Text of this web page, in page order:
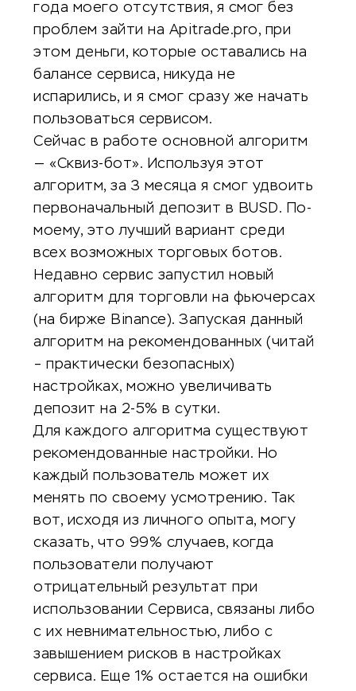
года моего отсутствия, я смог без
проблем зайти на Apitrade.pro, при
этом деньги, которые оставались на
балансе сервиса, никуда не
испарились, и я смог сразу же начать
пользоваться сервисом.
Сейчас в работе основной алгоритм
— «Сквиз-бот». Используя этот
алгоритм, за 3 месяца я смог удвоить
первоначальный депозит в BUSD. По-
моему, это лучший вариант среди
всех возможных торговых ботов.
Недавно сервис запустил новый
алгоритм для торговли на фьючерсах
(на бирже Binance). Запуская данный
алгоритм на рекомендованных (читай
– практически безопасных)
настройках, можно увеличивать
депозит на 2-5% в сутки.
Для каждого алгоритма существуют
рекомендованные настройки. Но
каждый пользователь может их
менять по своему усмотрению. Так
вот, исходя из личного опыта, могу
сказать, что 99% случаев, когда
пользователи получают
отрицательный результат при
использовании Сервиса, связаны либо
с их невнимательностью, либо с
завышением рисков в настройках
сервиса. Еще 1% остается на ошибки